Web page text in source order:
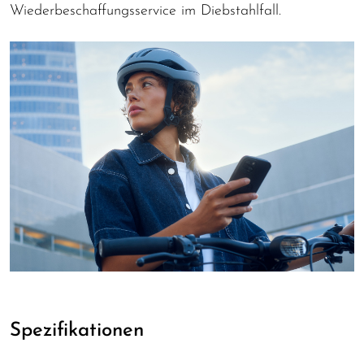
Wiederbeschaffungsservice im Diebstahlfall.
Spezifikationen